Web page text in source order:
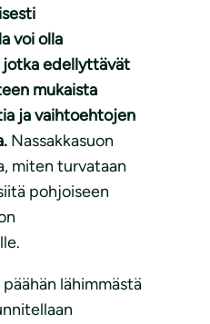
voi olla
jotka edellyttävät
mukaista
ja vaihtoehtojen
Nassakkasuon
miten turvataan
pohjoiseen
lähimmästä